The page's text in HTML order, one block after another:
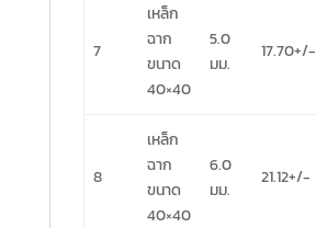
7
เหล็ก
ฉาก
ขนาด
40×40
5.0
มม.
17.70+/-
8
เหล็ก
ฉาก
ขนาด
40×40
6.0
มม.
21.12+/-